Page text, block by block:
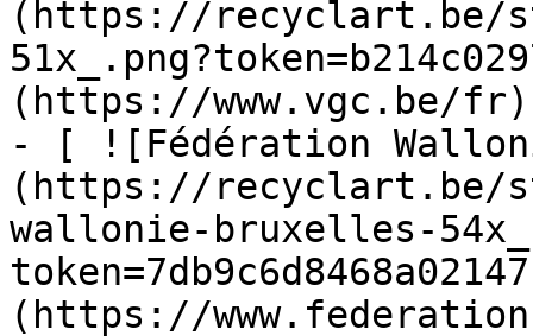
(https://recyclart.be/
(https://www.vgc.be/fr)
- [ ![Fédération
(https://recyclart.be/
wallonie-bruxelles-
(https://